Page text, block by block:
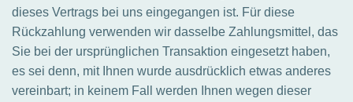
dieses Vertrags bei uns eingegangen ist. Für diese
Rückzahlung verwenden wir dasselbe Zahlungsmittel, das
Sie bei der ursprünglichen Transaktion eingesetzt haben,
es sei denn, mit Ihnen wurde ausdrücklich etwas anderes
vereinbart; in keinem Fall werden Ihnen wegen dieser